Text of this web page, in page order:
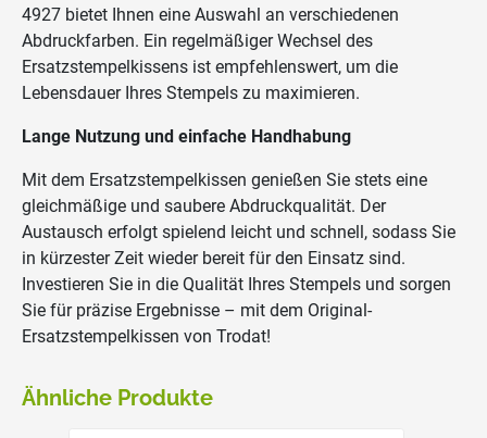
4927 bietet Ihnen eine Auswahl an verschiedenen
Abdruckfarben. Ein regelmäßiger Wechsel des
Ersatzstempelkissens ist empfehlenswert, um die
Lebensdauer Ihres Stempels zu maximieren.
Lange Nutzung und einfache Handhabung
Mit dem Ersatzstempelkissen genießen Sie stets eine
gleichmäßige und saubere Abdruckqualität. Der
Austausch erfolgt spielend leicht und schnell, sodass Sie
in kürzester Zeit wieder bereit für den Einsatz sind.
Investieren Sie in die Qualität Ihres Stempels und sorgen
Sie für präzise Ergebnisse – mit dem Original-
Ersatzstempelkissen von Trodat!
Ähnliche Produkte